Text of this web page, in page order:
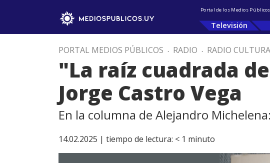
Portal de los Medios
Televisión
PORTAL MEDIOS PÚBLICOS . RADIO . RADIO CULTURA
"La raíz cuadrada
Jorge Castro Vega
En la columna de Alejandro
14.02.2025 | tiempo de lectura: < 1 minuto